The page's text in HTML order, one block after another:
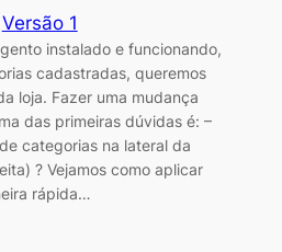
Versão 1
instalado e funcionando,
cadastradas, queremos
loja. Fazer uma mudança
das primeiras dúvidas é: –
categorias na lateral da
? Vejamos como aplicar
rápida…